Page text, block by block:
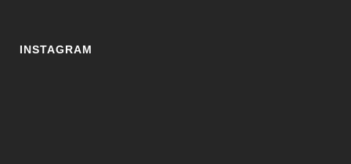
INSTAGRAM